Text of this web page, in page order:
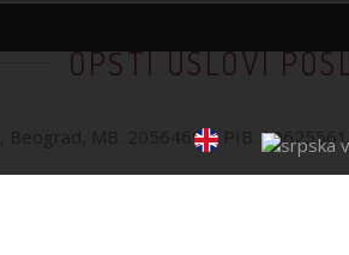
OPŠTI USLOVI
, Beograd, MB: 20564695, PIB: